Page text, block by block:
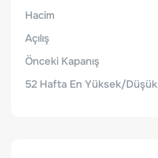
Hacim
Açılış
Önceki Kapanış
52 Hafta En Yüksek/Düşük